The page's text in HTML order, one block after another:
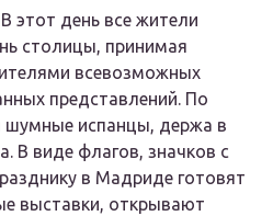
этот день все жители
столицы, принимая
всевозможных
представлений. По
шумные испанцы, держа в
В виде флагов, значков с
в Мадриде готовят
выставки, открывают